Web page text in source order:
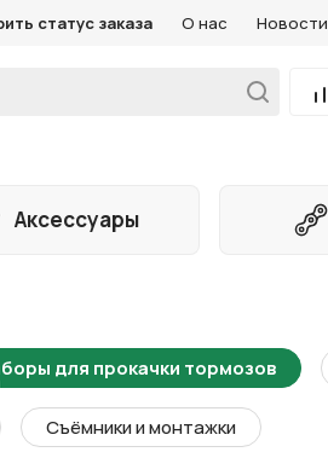
статус заказа О нас Новости
Аксессуары
для прокачки тормозов
Съёмники и монтажки